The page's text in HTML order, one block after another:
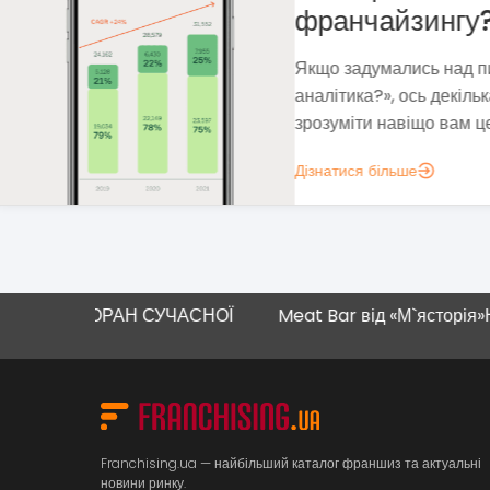
ЗАКЛАДИ ХАРЧУВАННЯ
прибуткову бізнес-
нестабільність і
СУЧАСНОЇ Meat Bar від «М`ясторія»Новий
Franchising.ua — найбільший каталог франшиз та актуальні
новини ринку.